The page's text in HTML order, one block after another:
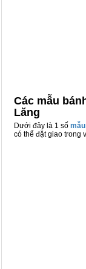
Các mẫu
Lăng
Dưới đây là 1 số
có thể đặt giao trong